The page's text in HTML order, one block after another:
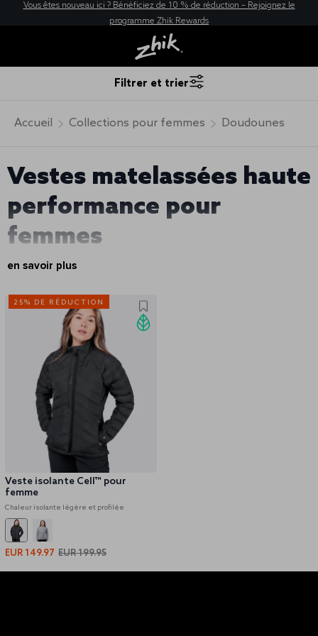
Vous êtes nouveau ici ? Bénéficiez de 10 % de réduction – Rejoignez le
programme Zhik Rewards
Filtrer et trier
Accueil Collections pour femmes Doudounes
Vestes matelassées haute
performance pour
femmes
en savoir plus
25% DE RÉDUCTION
Veste isolante Cell™ pour
femme
Chaleur isolante légère et profilée
EUR 149.97 EUR 199.95